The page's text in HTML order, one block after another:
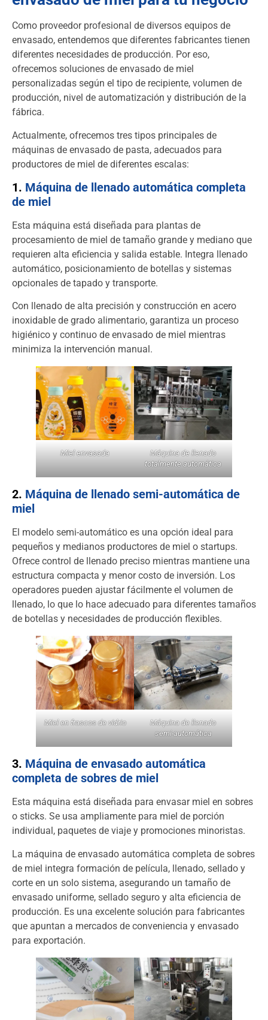
Como proveedor profesional de diversos equipos de
envasado, entendemos que diferentes fabricantes tienen
diferentes necesidades de producción. Por eso,
ofrecemos soluciones de envasado de miel
personalizadas según el tipo de recipiente, volumen de
producción, nivel de automatización y distribución de la
fábrica.
Actualmente, ofrecemos tres tipos principales de
máquinas de envasado de pasta, adecuados para
productores de miel de diferentes escalas:
1. Máquina de llenado automática completa
de miel
Esta máquina está diseñada para plantas de
procesamiento de miel de tamaño grande y mediano que
requieren alta eficiencia y salida estable. Integra llenado
automático, posicionamiento de botellas y sistemas
opcionales de tapado y transporte.
Con llenado de alta precisión y construcción en acero
inoxidable de grado alimentario, garantiza un proceso
higiénico y continuo de envasado de miel mientras
minimiza la intervención manual.
Miel envasada
Máquina de llenado
totalmente automática
2. Máquina de llenado semi-automática de
miel
El modelo semi-automático es una opción ideal para
pequeños y medianos productores de miel o startups.
Ofrece control de llenado preciso mientras mantiene una
estructura compacta y menor costo de inversión. Los
operadores pueden ajustar fácilmente el volumen de
llenado, lo que lo hace adecuado para diferentes tamaños
de botellas y necesidades de producción flexibles.
Miel en frascos de vidrio
Máquina de llenado
semi-automática
3. Máquina de envasado automática
completa de sobres de miel
Esta máquina está diseñada para envasar miel en sobres
o sticks. Se usa ampliamente para miel de porción
individual, paquetes de viaje y promociones minoristas.
La máquina de envasado automática completa de sobres
de miel integra formación de película, llenado, sellado y
corte en un solo sistema, asegurando un tamaño de
envasado uniforme, sellado seguro y alta eficiencia de
producción. Es una excelente solución para fabricantes
que apuntan a mercados de conveniencia y envasado
para exportación.